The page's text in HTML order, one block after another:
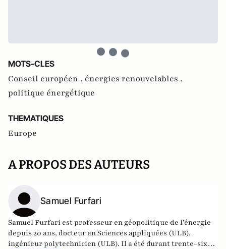
MOTS-CLES
Conseil européen , énergies renouvelables ,
politique énergétique
THEMATIQUES
Europe
A PROPOS DES AUTEURS
Samuel Furfari
Samuel Furfari est professeur en géopolitique de l’énergie
depuis 20 ans, docteur en Sciences appliquées (ULB),
ingénieur polytechnicien (ULB). Il a été durant trente-six